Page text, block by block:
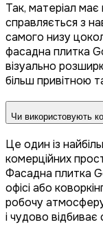
Так, матеріал має
справляється з
самого низу
фасадна плитка
візуально
більш привітною
Чи використовують
Це один із
комерційних
Фасадна плитка
офісі або
робочу
і чудово відбиває